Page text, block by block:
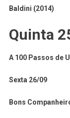
Baldini (2014)
Quinta
A 100 Passos de
Sexta 26/09
Bons